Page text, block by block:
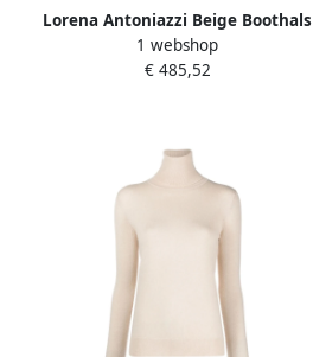
Lorena Antoniazzi Beige Boothals
Gebreide Trui Beige Dames
1 webshop
€ 485,52